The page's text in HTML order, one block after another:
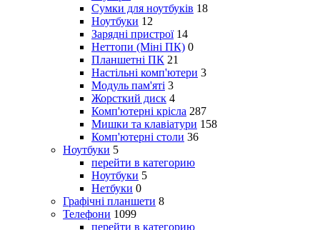
Сумки для ноутбуків 18
Ноутбуки 12
Зарядні пристрої 14
Неттопи (Міні ПК) 0
Планшетні ПК 21
Настільні комп'ютери 3
Модуль пам'яті 3
Жорсткий диск 4
Комп'ютерні крісла 287
Мишки та клавіатури 158
Комп'ютерні столи 36
Ноутбуки 5
перейти в категорию
Ноутбуки 5
Нетбуки 0
Графічні планшети 8
Телефони 1099
перейти в категорию